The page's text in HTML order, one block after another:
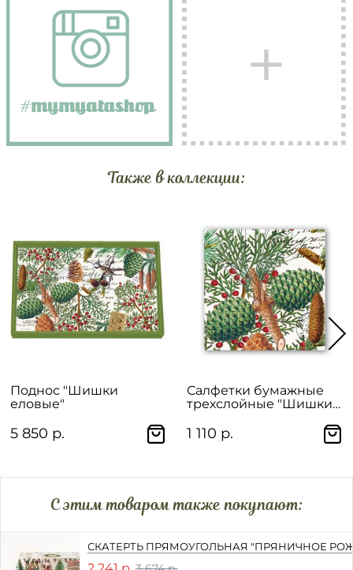
Также в коллекции:
Поднос "Шишки
еловые"
5 850 р.
Салфетки бумажные
трехслойные "Шишки
1 110 р.
C этим товаром также покупают:
СКАТЕРТЬ ПРЯМОУГОЛЬНАЯ "ПРЯНИЧНОЕ